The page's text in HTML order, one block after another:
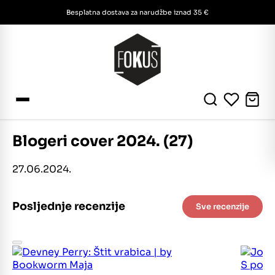
Besplatna dostava za narudžbe iznad 35 €
Blogeri cover 2024. (27)
27.06.2024.
Posljednje recenzije Sve recenzije